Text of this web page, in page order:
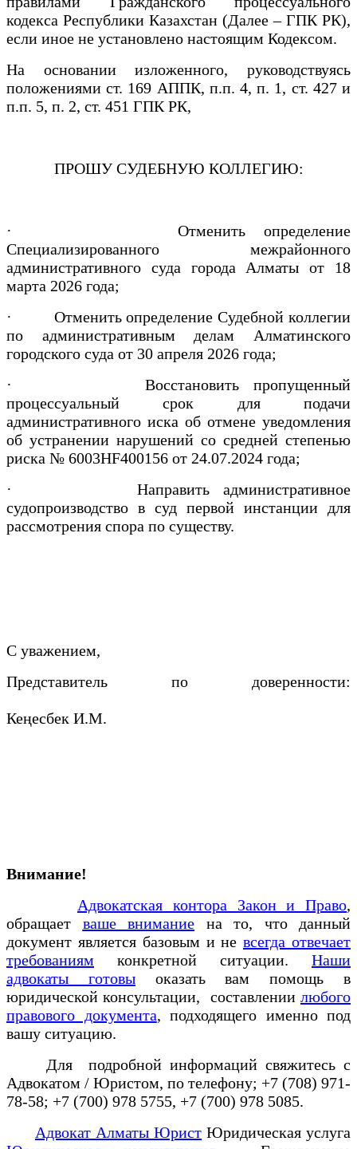
кодекса Республики Казахстан (Далее – ГПК РК),
если иное не установлено настоящим Кодексом.
На основании изложенного, руководствуясь
положениями ст. 169 АППК, п.п. 4, п. 1, ст. 427 и
п.п. 5, п. 2, ст. 451 ГПК РК,
ПРОШУ СУДЕБНУЮ КОЛЛЕГИЮ:
· Отменить определение
Специализированного межрайонного
административного суда города Алматы от 18
марта 2026 года;
· Отменить определение Судебной коллегии
по административным делам Алматинского
городского суда от 30 апреля 2026 года;
· Восстановить пропущенный
процессуальный срок для подачи
административного иска об отмене уведомления
об устранении нарушений со средней степенью
риска № 6003HF400156 от 24.07.2024 года;
· Направить административное
судопроизводство в суд первой инстанции для
рассмотрения спора по существу.
С уважением,
Представитель по доверенности:
Кеңесбек И.М.
Внимание!
Адвокатская контора Закон и Право,
обращает ваше внимание на то, что данный
документ является базовым и невсегда отвечает
требованиям конкретной ситуации. Наши
адвокаты готовыоказать вам помощь в
юридической консультации, составлении любого
правового документа, подходящего именно под
вашу ситуацию.
Для подробной информаций свяжитесь с
Адвокатом / Юристом, по телефону; +7 (708) 971-
78-58; +7 (700) 978 5755, +7 (700) 978 5085.
Адвокат Алматы Юрист Юридическая услуга